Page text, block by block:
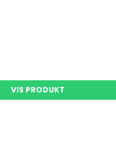
VIS PRODUKT